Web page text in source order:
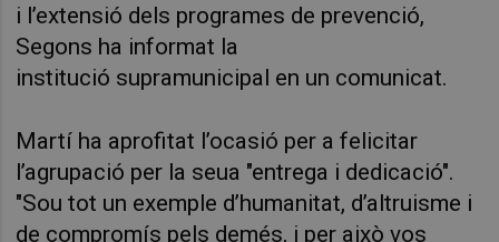
i l’extensió dels programes de prevenció,
Segons ha informat la
institució supramunicipal en un comunicat.
Martí ha aprofitat l’ocasió per a felicitar
l’agrupació per la seua "entrega i dedicació".
"Sou tot un exemple d’humanitat, d’altruisme i
de compromís pels demés, i per això vos